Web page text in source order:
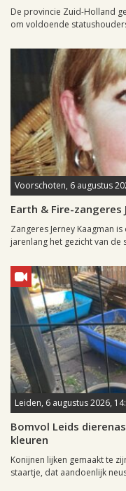
De provincie Zuid-Holland
om voldoende
Voorschoten, 6 augustus
Earth & Fire-zangeres
Zangeres Jerney Kaagman
jarenlang het gezicht van de
Leiden, 6 augustus 2026,
Bomvol Leids
kleuren
Konijnen lijken gemaakt te
staartje, dat aandoenlijk